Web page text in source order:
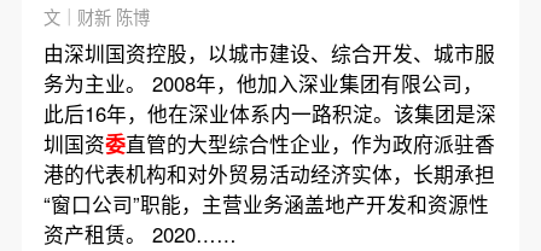
文｜财新 陈博
由深圳国资控股，以城市建设、综合开发、城市服
务为主业。 2008年，他加入深业集团有限公司，
此后16年，他在深业体系内一路积淀。该集团是深
圳国资委直管的大型综合性企业，作为政府派驻香
港的代表机构和对外贸易活动经济实体，长期承担
“窗口公司”职能，主营业务涵盖地产开发和资源性
资产租赁。 2020……